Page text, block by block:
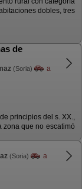
dobles, tres
de
(Soria)
a
principios del s. XX.,
zona que no escatimó
(Soria)
a